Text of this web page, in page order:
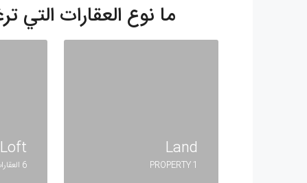
ما نوع العقارات
Land
1 PROPERTY
Loft
6 العقارات